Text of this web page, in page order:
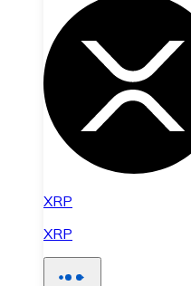
XRP
XRP